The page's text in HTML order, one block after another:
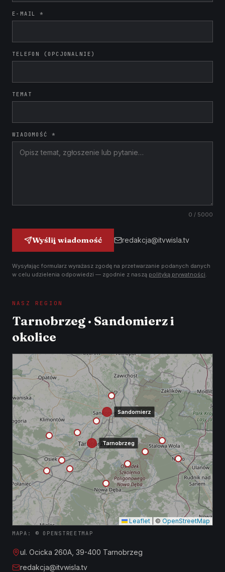
E-MAIL *
TELEFON (OPCJONALNIE)
TEMAT
WIADOMOŚĆ *
0 / 5000
Wyślij wiadomość redakcja@itvwisla.tv
Wysyłając formularz wyrażasz zgodę na przetwarzanie podanych danych
w celu udzielenia odpowiedzi — zgodnie z naszą polityką prywatności.
NASZ REGION
Tarnobrzeg · Sandomierz i
okolice
Tarnobrzeg
Sandomierz
Leaflet © OpenStreetMap
MAPA: © OPENSTREETMAP
ul. Ocicka 260A, 39-400 Tarnobrzeg
redakcja@itvwisla.tv